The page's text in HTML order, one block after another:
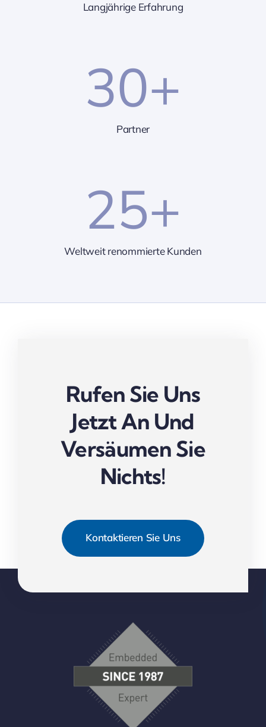
Langjährige Erfahrung
30+
Partner
25+
Weltweit renommierte Kunden
Rufen Sie Uns
Jetzt An Und
Versäumen Sie
Nichts!
Kontaktieren Sie Uns